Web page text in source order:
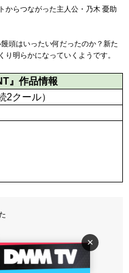
からつながった主人公・乃木 憂助
頭はいったい何だったのか？新た
明らかになっていくようです。
』作品情報
2クール）
を飲み込んでいく――
×